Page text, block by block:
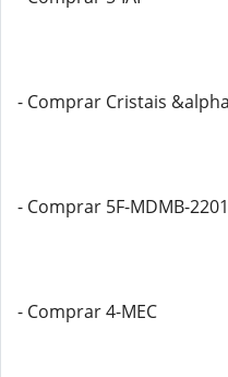
- Comprar Cristais
- Comprar 5F-MDMB-2201
- Comprar 4-MEC